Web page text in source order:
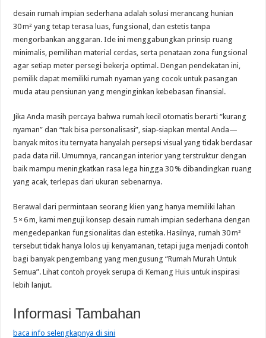
desain rumah impian sederhana adalah solusi merancang hunian
30 m² yang tetap terasa luas, fungsional, dan estetis tanpa
mengorbankan anggaran. Ide ini menggabungkan prinsip ruang
minimalis, pemilihan material cerdas, serta penataan zona fungsional
agar setiap meter persegi bekerja optimal. Dengan pendekatan ini,
pemilik dapat memiliki rumah nyaman yang cocok untuk pasangan
muda atau pensiunan yang menginginkan kebebasan finansial.
Jika Anda masih percaya bahwa rumah kecil otomatis berarti “kurang
nyaman” dan “tak bisa personalisasi”, siap‑siapkan mental Anda—
banyak mitos itu ternyata hanyalah persepsi visual yang tidak berdasar
pada data riil. Umumnya, rancangan interior yang terstruktur dengan
baik mampu meningkatkan rasa lega hingga 30 % dibandingkan ruang
yang acak, terlepas dari ukuran sebenarnya.
Berawal dari permintaan seorang klien yang hanya memiliki lahan
5 × 6 m, kami menguji konsep desain rumah impian sederhana dengan
mengedepankan fungsionalitas dan estetika. Hasilnya, rumah 30 m²
tersebut tidak hanya lolos uji kenyamanan, tetapi juga menjadi contoh
bagi banyak pengembang yang mengusung “Rumah Murah Untuk
Semua”. Lihat contoh proyek serupa diKemang Huis untuk inspirasi
lebih lanjut.
Informasi Tambahan
baca info selengkapnya di sini